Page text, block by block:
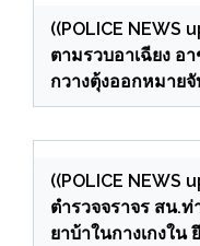
((POLICE NEWS
ตามรวบอาเฉียง อ
กวางตุ้งออกหมาย
((POLICE NEWS
ตำรวจจราจร สน.
ยาบ้าในกางเกงใน